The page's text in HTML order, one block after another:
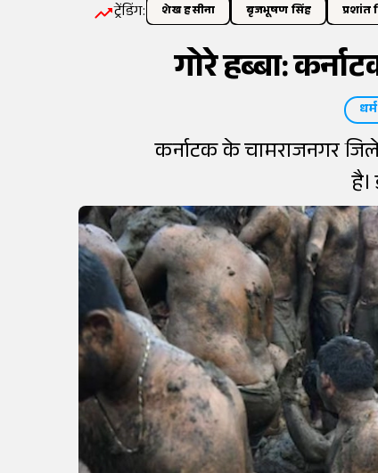
ट्रेंडिंग: शेख हसीना बृजभूषण सिंह प्रशांत
गोरे हब्बा:
कर्नाटक के चामराजनगर